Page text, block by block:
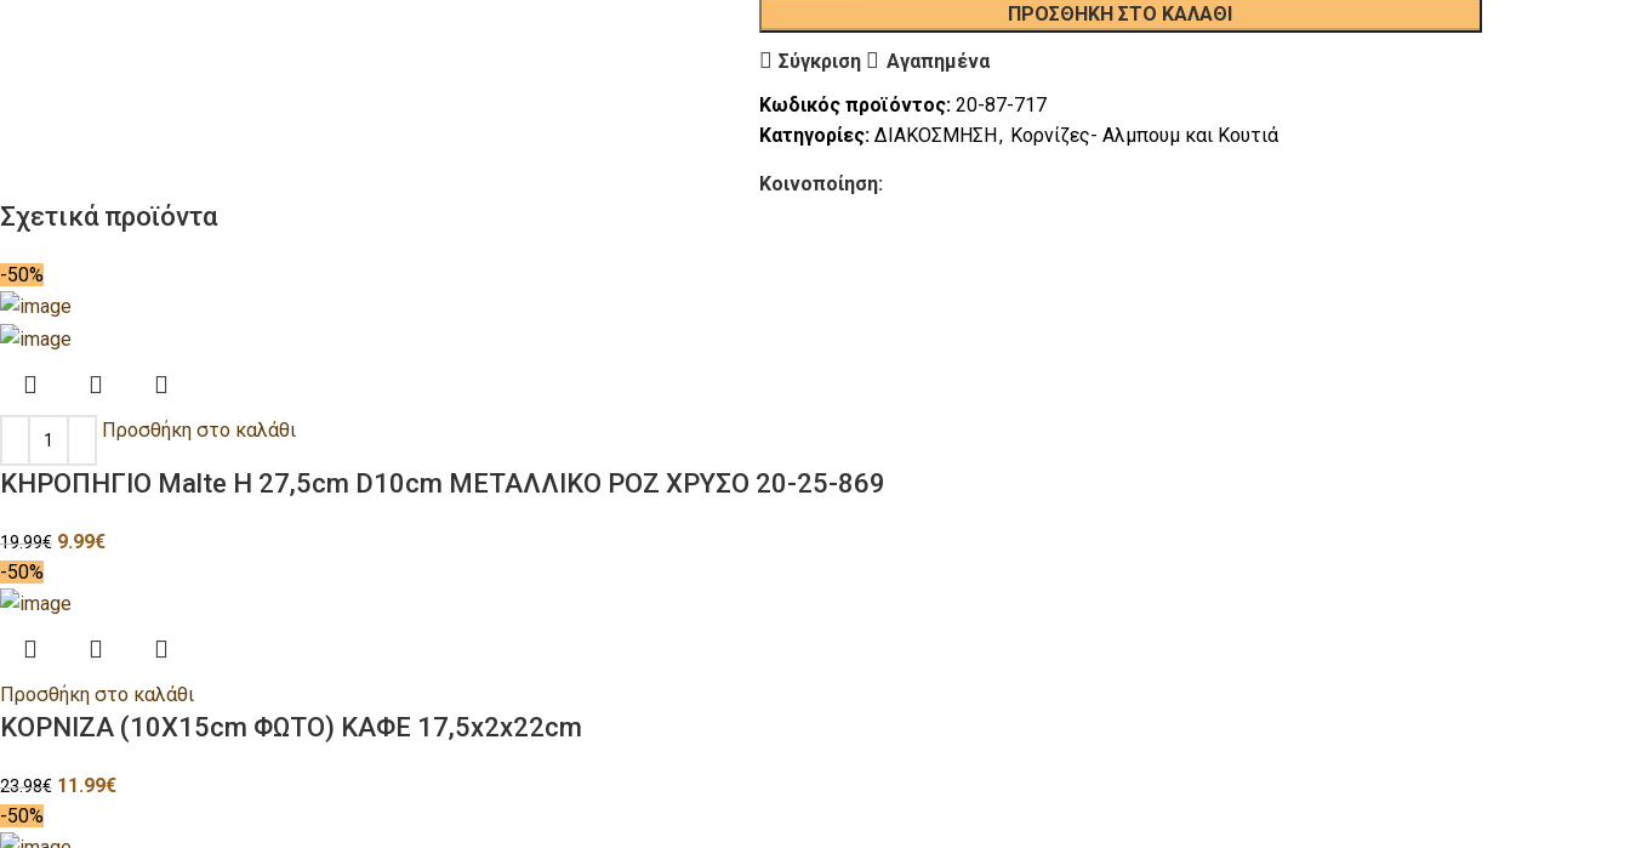
ΠΡΟΣΘΉΚΗ ΣΤΟ ΚΑΛΆΘΙ
Σύγκριση
Αγαπημένα
Κωδικός προϊόντος: 20-87-717
Κατηγορίες: ΔΙΑΚΟΣΜΗΣΗ, Κορνίζες- Aλμπουμ και Κουτιά
Κοινοποίηση:
Σχετικά προϊόντα
-50%
Προσθήκη στο καλάθι
ΚΗΡΟΠΗΓΙΟ Malte H 27,5cm D10cm ΜΕΤΑΛΛΙΚΟ ΡΟΖ ΧΡΥΣΟ 20-25-869
19.99€ 9.99€
-50%
Προσθήκη στο καλάθι
ΚΟΡΝΙΖΑ (10Χ15cm ΦΩΤΟ) ΚΑΦΕ 17,5x2x22cm
23.98€ 11.99€
-50%